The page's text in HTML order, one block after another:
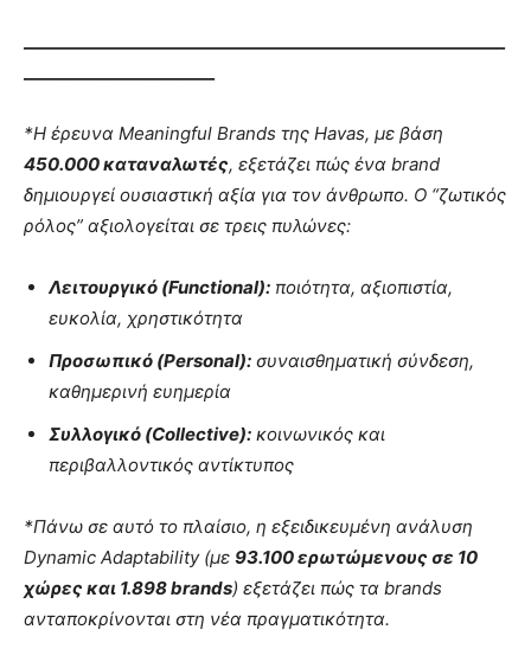
*Η έρευνα Meaningful Brands της Havas, με βάση
450.000 καταναλωτές, εξετάζει πώς ένα brand
δημιουργεί ουσιαστική αξία για τον άνθρωπο. Ο “ζωτικός
ρόλος” αξιολογείται σε τρεις πυλώνες:
Λειτουργικό (Functional): ποιότητα, αξιοπιστία,
ευκολία, χρηστικότητα
Προσωπικό (Personal): συναισθηματική σύνδεση,
καθημερινή ευημερία
Συλλογικό (Collective): κοινωνικός και
περιβαλλοντικός αντίκτυπος
*Πάνω σε αυτό το πλαίσιο, η εξειδικευμένη ανάλυση
Dynamic Adaptability(με 93.100 ερωτώμενους σε 10
χώρες και 1.898brands) εξετάζει πώς τα brands
ανταποκρίνονται στη νέα πραγματικότητα.